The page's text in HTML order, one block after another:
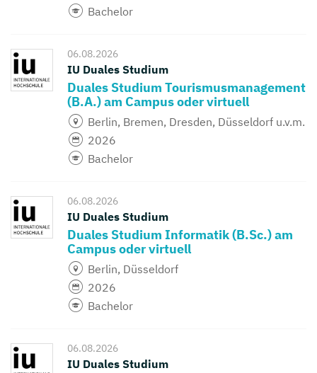
Bachelor
06.08.2026
IU Duales Studium
Duales Studium Tourismusmanagement
(B.A.) am Campus oder virtuell
Berlin, Bremen, Dresden, Düsseldorf u.v.m.
2026
Bachelor
06.08.2026
IU Duales Studium
Duales Studium Informatik (B.Sc.) am
Campus oder virtuell
Berlin, Düsseldorf
2026
Bachelor
06.08.2026
IU Duales Studium